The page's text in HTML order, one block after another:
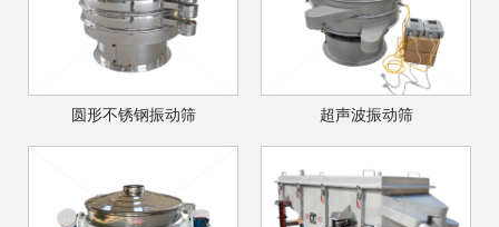
圆形不锈钢振动筛 超声波振动筛